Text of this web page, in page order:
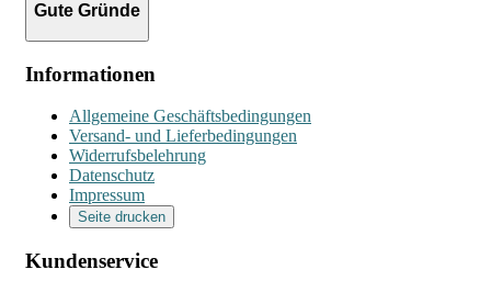
Gute Gründe
Informationen
Allgemeine Geschäftsbedingungen
Versand- und Lieferbedingungen
Widerrufsbelehrung
Datenschutz
Impressum
Seite drucken
Kundenservice